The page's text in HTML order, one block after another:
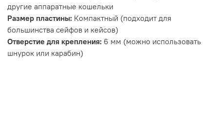
другие аппаратные кошельки
Размер пластины: Компактный (подходит для
большинства сейфов и кейсов)
Отверстие для крепления: 6 мм (можно использовать
шнурок или карабин)